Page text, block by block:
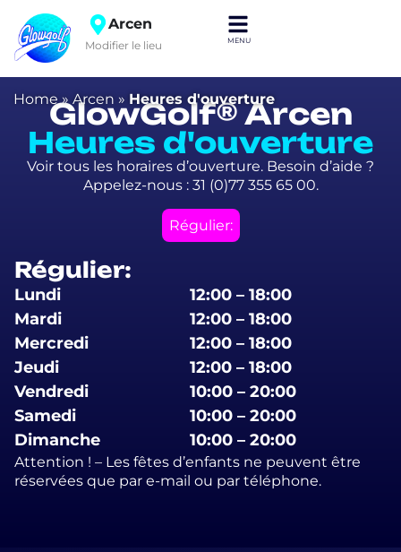
Home» Arcen » Heures d'ouverture
Arcen
Modifier le lieu
GlowGolf® Arcen
Heures d'ouverture
Voir tous les horaires d’ouverture. Besoin d’aide ?
Appelez-nous : 31 (0)77 355 65 00.
Régulier:
Régulier:
Lundi
12:00 – 18:00
Mardi
12:00 – 18:00
Mercredi
12:00 – 18:00
Jeudi
12:00 – 18:00
Vendredi
10:00 – 20:00
Samedi
10:00 – 20:00
Dimanche
10:00 – 20:00
Attention ! – Les fêtes d’enfants ne peuvent être
réservées que par e-mail ou par téléphone.